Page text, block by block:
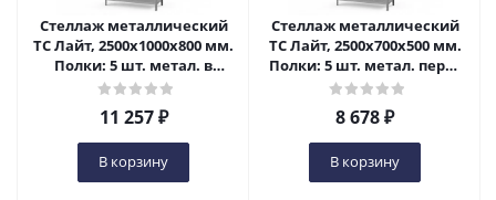
Стеллаж металлический
ТС Лайт, 2500x1000x800 мм.
Полки: 5 шт. метал. в
Пензе
11 257₽
В корзину
Стеллаж металлический
ТС Лайт, 2500x700x500 мм.
Полки: 5 шт. метал. перф.
в Пензе
8 678₽
В корзину